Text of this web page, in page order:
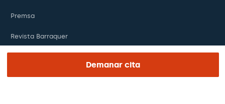
Demanar cita
Premsa
Revista Barraquer
Canal ètic